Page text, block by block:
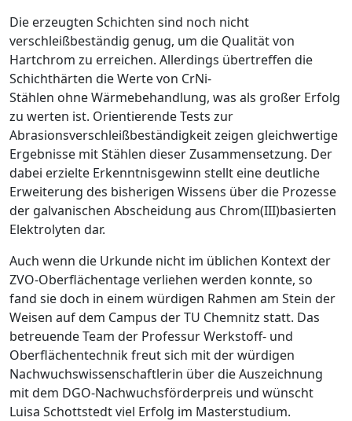
Die erzeugten Schichten sind noch nicht
verschleißbeständig genug, um die Qualität von
Hartchrom zu erreichen. Allerdings übertreffen die
Schichthärten die Werte von CrNi-
Stählen ohne Wärmebehandlung, was als großer Erfolg
zu werten ist. Orientierende Tests zur
Abrasionsverschleißbeständigkeit zeigen gleichwertige
Ergebnisse mit Stählen dieser Zusammensetzung. Der
dabei erzielte Erkenntnisgewinn stellt eine deutliche
Erweiterung des bisherigen Wissens über die Prozesse
der galvanischen Abscheidung aus Chrom(III)­basierten
Elektrolyten dar.
Auch wenn die Urkunde nicht im üblichen Kontext der
ZVO-Oberflächentage verliehen werden konnte, so
fand sie doch in einem würdigen Rahmen am Stein der
Weisen auf dem Campus der TU Chemnitz statt. Das
betreuende Team der Professur Werkstoff- und
Oberflächentechnik freut sich mit der würdigen
Nachwuchswissenschaftlerin über die Auszeichnung
mit dem DGO-Nachwuchsförderpreis und wünscht
Luisa Schottstedt viel Erfolg im Masterstudium.